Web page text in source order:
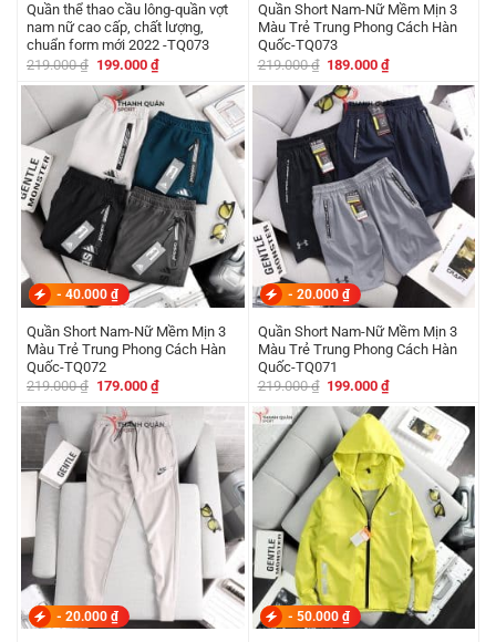
Quần thể thao cầu lông-quần vợt
nam nữ cao cấp, chất lượng,
chuẩn form mới 2022 -TQ073
219.000₫ Giá
là:
219.000 ₫.
199.000 ₫Giá
hiện
tại
là:
199.000 ₫.
Quần Short Nam-Nữ Mềm Mịn 3
Màu Trẻ Trung Phong Cách Hàn
Quốc-TQ073
219.000₫ Giá
là:
219.000 ₫.
189.000₫Giá
tại
là:
189.000 ₫.
- 40.000 ₫
Quần Short Nam-Nữ Mềm Mịn 3
Màu Trẻ Trung Phong Cách Hàn
Quốc-TQ072
219.000₫ Giá
là:
219.000 ₫.
179.000 ₫Giá
hiện
tại
là:
179.000 ₫.
- 20.000 ₫
Quần Short Nam-Nữ Mềm Mịn 3
Màu Trẻ Trung Phong Cách Hàn
Quốc-TQ071
219.000₫ Giá
là:
219.000 ₫.
199.000₫Giá
tại
là:
199.000 ₫.
- 20.000 ₫ - 50.000 ₫